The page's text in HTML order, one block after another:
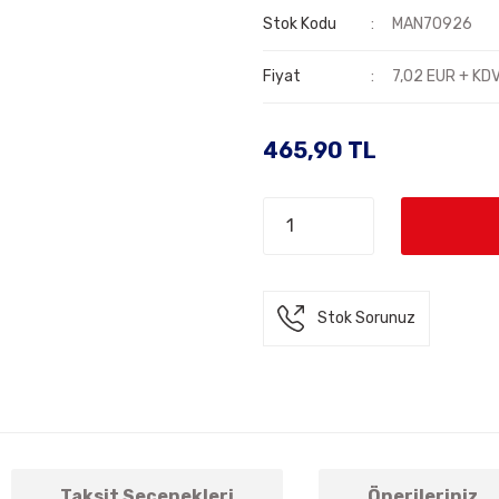
Stok Kodu MAN70926
Fiyat 7,02 EUR +
465,90 TL
Stok Sorunuz